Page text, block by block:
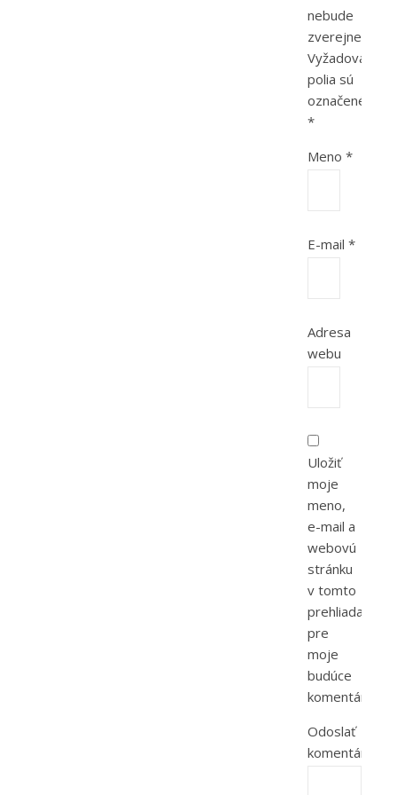
nebude
zverejnená.
Vyžadované
polia sú
označené
*
Meno *
E-mail *
Adresa
webu
Uložiť
moje
meno,
e-mail a
webovú
stránku
v tomto
prehliadači
pre
moje
budúce
komentáre.
Odoslať
komentár